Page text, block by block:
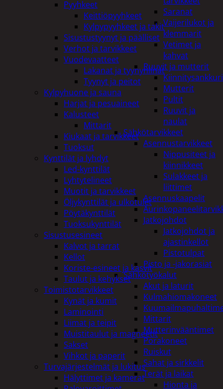
Saranat
Vaijerilukot ja
klemmarit
Vetimet ja
kahvat
Ruuvit ja mutterit
Mutterit
Pultit
Ruuvit ja
naulat
Sähkötarvikkeet
Asennustarvikkeet
Nippusiteet ja
kiinnikkeet
Sulakkeet ja
liittimet
Asennuskaapelit
Jatkojohdot
Jatkojohdot ja
ajastinkellot
Pistotulpat
Pisto ja -jakorasiat
Sähkötyökalut
Akut ja laturit
Kulmahiomakoneet
Mittarit
Mutterinvääntimet
Porakoneet
Ruiskut
Sahat ja sirkkelit
Terät ja laikat
Hionta ja
Pyyhkeet
Keittiöpyyhkeet
Kylpypyyhkeet ja takit
Sisustustyynyt ja päälliset
Verhot ja tarvikkeet
Vuodevaatteet
Lakanat ja tyynynlinat
Tyynyt ja peitot
Kylpyhuone ja sauna
Harjat ja pesuaineet
Kalusteet
Mittarit
Kiukaat ja tarvikkeet
Tuoksut
Kynttilät ja lyhdyt
Led-kynttilät
Lyhtytelineet
Muotit ja tarvikkeet
Öljykynttilät ja ulkotulet
Pöytäkynttilät
Tuoksukynttilät
Sisustusesineet
Kalvot ja tarrat
Kellot
Koriste-esineet ja kasvit
Taulut ja kehykset
Toimistotarvikkeet
Kynät ja kumit
Laminointi
Liimat ja teipit
Muistitaulut ja magneetit
Sakset
Vihkot ja paperit
Turvajärjestelmät ja lukitus
Hälyttimet ja kamerat